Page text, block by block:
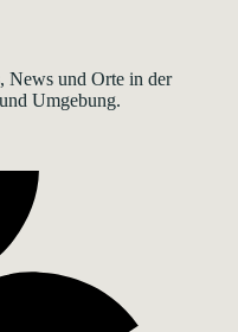
News und Orte in der
Umgebung.